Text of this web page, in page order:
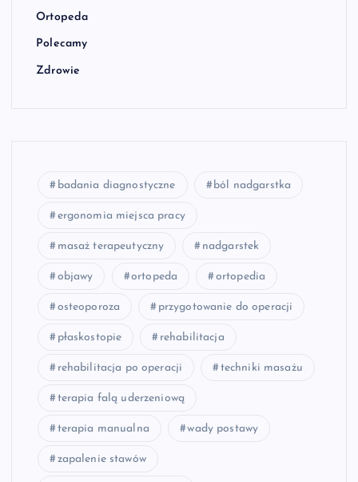
Ortopeda
Polecamy
Zdrowie
badania diagnostyczne ból nadgarstka
ergonomia miejsca pracy
masaż terapeutyczny nadgarstek
objawy ortopeda ortopedia
osteoporoza przygotowanie do operacji
płaskostopie rehabilitacja
rehabilitacja po operacji techniki masażu
terapia falą uderzeniową
terapia manualna wady postawy
zapalenie stawów